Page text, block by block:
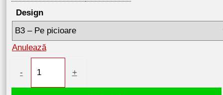
Design
Anulează
-
Motor
+